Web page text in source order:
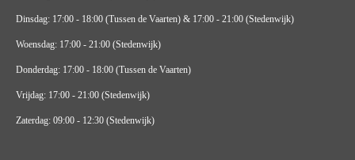
Dinsdag: 17:00 - 18:00 (Tussen de Vaarten) & 17:00 - 21:00 (Stedenwijk)
Woensdag: 17:00 - 21:00 (Stedenwijk)
Donderdag: 17:00 - 18:00 (Tussen de Vaarten)
Vrijdag: 17:00 - 21:00 (Stedenwijk)
Zaterdag: 09:00 - 12:30 (Stedenwijk)